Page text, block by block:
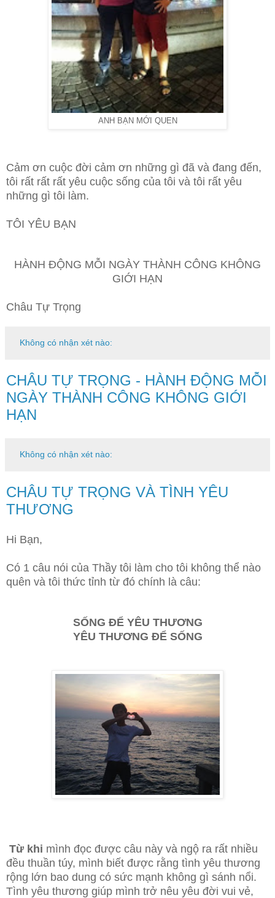
ANH BẠN MỚI QUEN
Cảm ơn cuộc đời cảm ơn những gì đã và đang đến,
tôi rất rất rất yêu cuộc sống của tôi và tôi rất yêu
những gì tôi làm.
TÔI YÊU BẠN
HÀNH ĐỘNG MỖI NGÀY THÀNH CÔNG KHÔNG
GIỚI HẠN
Châu Tự Trọng
Không có nhận xét nào:
CHÂU TỰ TRỌNG - HÀNH ĐỘNG MỖI
NGÀY THÀNH CÔNG KHÔNG GIỚI
HẠN
Không có nhận xét nào:
CHÂU TỰ TRỌNG VÀ TÌNH YÊU
THƯƠNG
Hi Bạn,
Có 1 câu nói của Thầy tôi làm cho tôi không thể nào
quên và tôi thức tỉnh từ đó chính là câu:
SỐNG ĐỂ YÊU THƯƠNG
YÊU THƯƠNG ĐỂ SỐNG
Từ khi mình đọc được câu này và ngộ ra rất nhiều
đều thuần túy, mình biết được rằng tình yêu thương
rộng lớn bao dung có sức mạnh không gì sánh nổi.
Tình yêu thương giúp mình trở nêu yêu đời vui vẻ,